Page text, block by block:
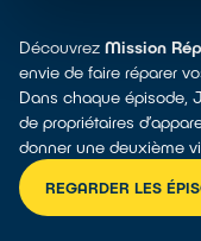
Découvrez Mission
envie de faire réparer
Dans chaque épisode,
de propriétaires
donner une deuxième
REGARDER LES